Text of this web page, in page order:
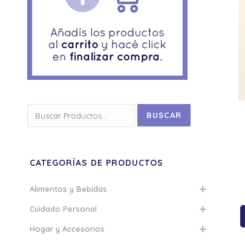
por:
BUSCAR
CATEGORÍAS DE PRODUCTOS
Alimentos y Bebidas
Cuidado Personal
Hogar y Accesorios